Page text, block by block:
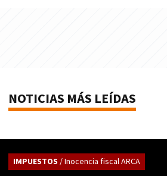
NOTICIAS MÁS LEÍDAS
IMPUESTOS / Inocencia fiscal ARCA